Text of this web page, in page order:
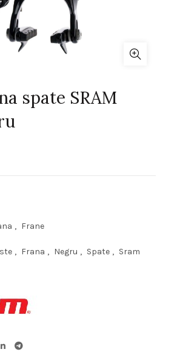
spate SRAM
, Frane
, Frana , Negru , Spate , Sram